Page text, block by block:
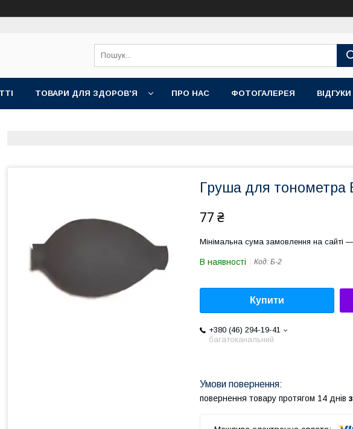
ТОВАРИ ДЛЯ ЗДОРОВ'Я ПРО НАС ФОТОГАЛЕРЕЯ
Груша для тонометра
77 ₴
Мінімальна сума замовлення на сайті
В наявності Код: Б-2
Купити
+380 (46) 294-19-41
багатоканальний
повернення товару протягом 14 днів